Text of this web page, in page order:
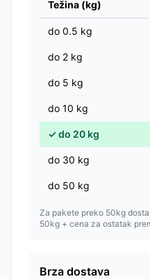
Težina (kg)
do 0.5 kg
do 2 kg
do 5 kg
do 10 kg
✓do 20 kg
do 30 kg
do 50 kg
Za pakete preko 50kg
50kg + cena za ostatak
Brza dostava